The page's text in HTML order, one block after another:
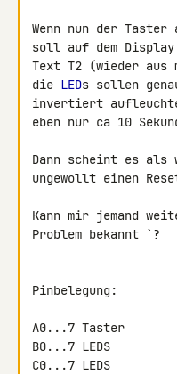
Wenn nun der
soll auf dem
Text T2 (wieder aus
die LEDs sollen
invertiert
eben nur ca 10
Dann scheint es als
ungewollt einen
Kann mir jemand
Problem bekannt `?
Pinbelegung:
A0...7 Taster
B0...7 LEDS
C0...7 LEDS